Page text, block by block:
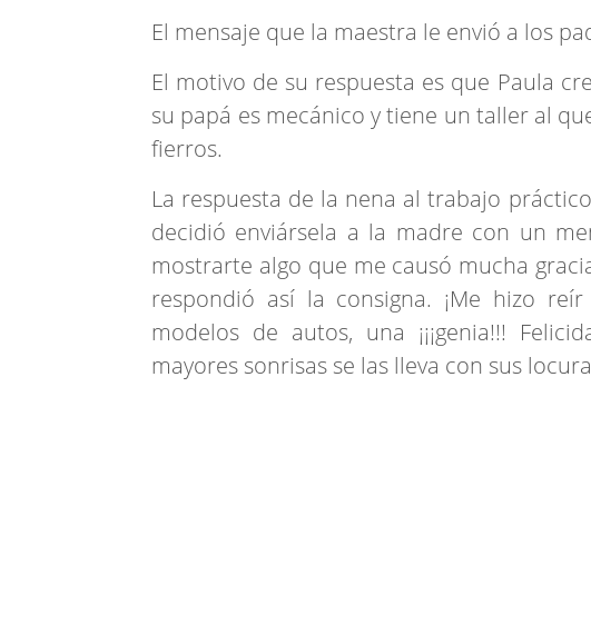
El mensaje que la maestra le envió a los
El motivo de su respuesta es que Paula
su papá es mecánico y tiene un taller al
fierros.
La respuesta de la nena al trabajo
decidió enviársela a la madre con un
mostrarte algo que me causó mucha
respondió así la consigna. ¡Me hizo
modelos de autos, una ¡¡¡genia!!!
mayores sonrisas se las lleva con sus